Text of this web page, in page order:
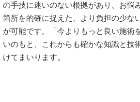
の手技に迷いのない根拠があり、お悩
箇所を的確に捉えた、より負担の少な
が可能です。「今よりもっと良い施術
いのもと、これからも確かな知識と技
けてまいります。